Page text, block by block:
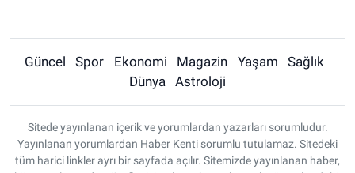
Güncel Spor Ekonomi Magazin Yaşam
Sağlık
Dünya
Astroloji
Sitede yayınlanan içerik ve yorumlardan yazarları sorumludur.
Yayınlanan yorumlardan Haber Kenti sorumlu tutulamaz. Sitedeki
tüm harici linkler ayrı bir sayfada açılır. Sitemizde yayınlanan haber,